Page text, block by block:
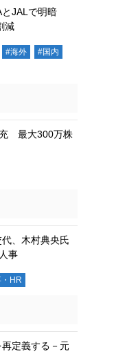
とJALで明暗
減
#海外
#国内
充 最大300万株
代、木村典央氏
事
HR
再定義する－元